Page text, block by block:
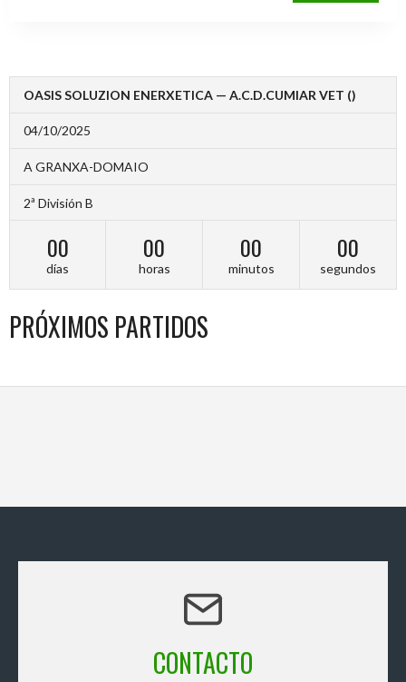
2024-
OASIS SOLUZION ENERXETICA — A.C.D.CUMIAR VET ()
04/10/2025
A GRANXA-DOMAIO
2ª División B
00
días
00
horas
00
minutos
00
segundos
PRÓXIMOS PARTIDOS
CONTACTO